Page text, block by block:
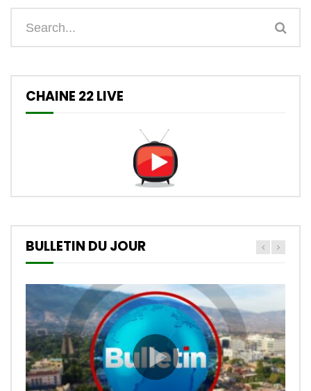
CHAINE 22 LIVE
BULLETIN DU JOUR